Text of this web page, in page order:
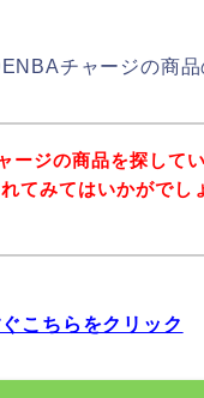
チャージの商品
ージの商品を探して
てみてはいかがでし
こちらをクリック